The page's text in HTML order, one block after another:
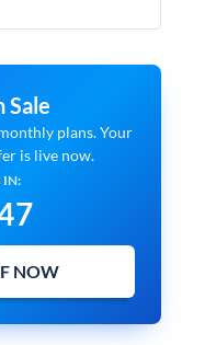
Sale
plans. Your
is live now.
IN:
NOW